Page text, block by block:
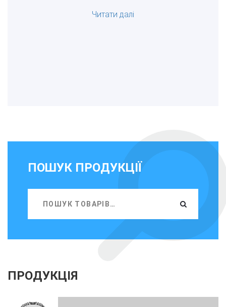
Читати далі
ПОШУК ПРОДУКЦІЇ
ПРОДУКЦІЯ